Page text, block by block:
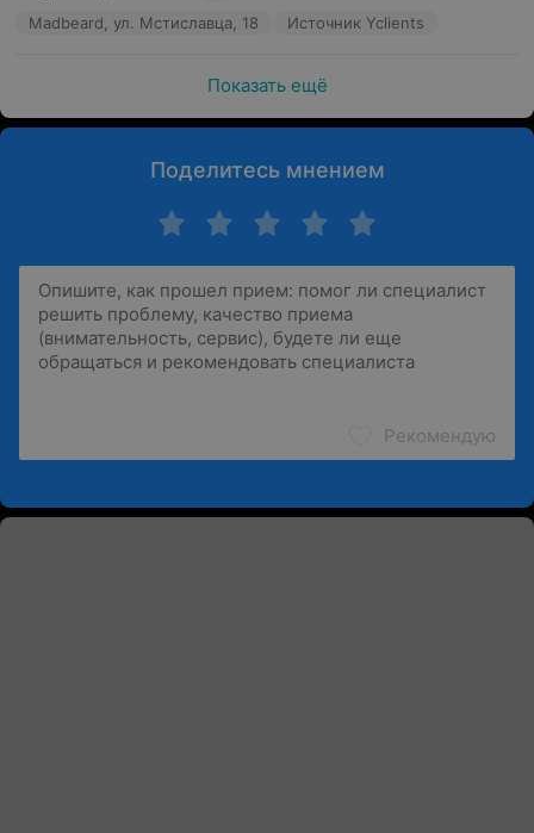
Madbeard, ул. Мстиславца, 18 Источник Yclients
Показать ещё
Поделитесь мнением
Рекомендую